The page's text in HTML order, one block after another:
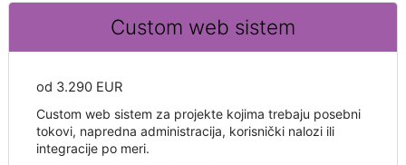
Custom web sistem
od 3.290 EUR
Custom web sistem za projekte kojima trebaju posebni
tokovi, napredna administracija, korisnički nalozi ili
integracije po meri.